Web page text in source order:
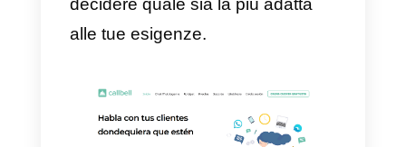
piattaforma che sia
clientiin modo che nel caso in
cui dovesse presentarsi un